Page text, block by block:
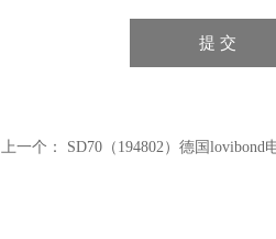
上一个： SD70（194802）德国lovibond